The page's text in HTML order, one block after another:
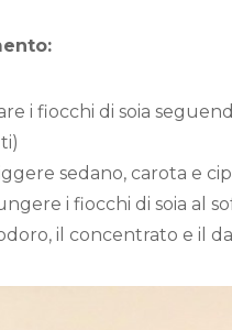
i fiocchi di soia
sedano, carota e
i fiocchi di soia al
il concentrato e il